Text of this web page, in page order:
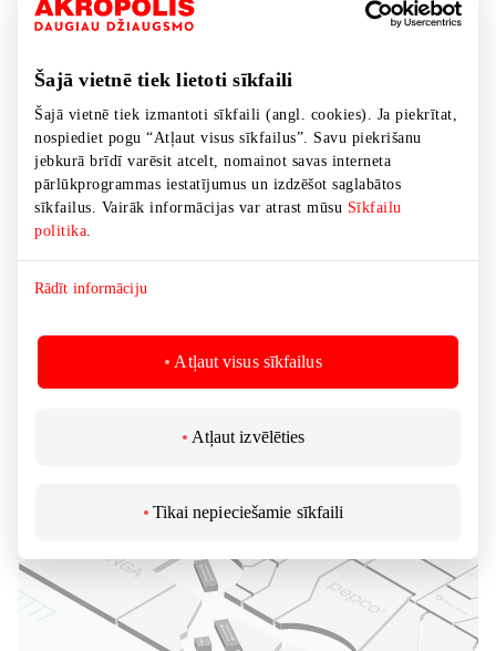
Šajā vietnē tiek lietoti sīkfaili
Šajā vietnē tiek izmantoti sīkfaili (angl. cookies). Ja piekrītat,
nospiediet pogu “Atļaut visus sīkfailus”. Savu piekrišanu
jebkurā brīdī varēsit atcelt, nomainot savas interneta
pārlūkprogrammas iestatījumus un izdzēšot saglabātos
sīkfailus. Vairāk informācijas var atrast mūsu Sīkfailu
politika
Rādīt informāciju
Atļaut visus sīkfailus
Atļaut izvēlēties
Tikai nepieciešamie sīkfaili